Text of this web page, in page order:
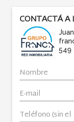
CONTACTÁ A
549